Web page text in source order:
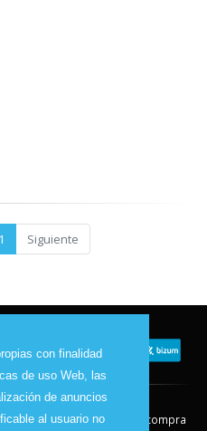
con finalidad
de uso Web, las
de anuncios
al usuario no
1 Siguiente
Legal Condiciones de compra